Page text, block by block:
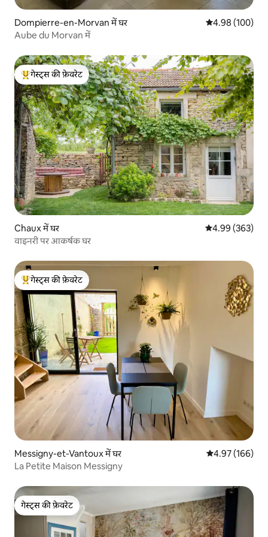
Dompierre-en-Morvan में घर औसत रेटिंग 5 में से
4.98 (100)
Aube du Morvan में
गेस्ट्स का टॉप फ़ेवरेट
गेस्ट्स की फ़ेवरेट
Chaux में घर औसत रेटिंग 5 में से
4.99 (363)
वाइनरी पर आकर्षक घर
गेस्ट्स का टॉप फ़ेवरेट
गेस्ट्स की फ़ेवरेट
Messigny-et-Vantoux में घर औसत रेटिंग 5 में से
4.97 (166)
La Petite Maison Messigny
गेस्ट्स की फ़ेवरेट
गेस्ट्स की फ़ेवरेट